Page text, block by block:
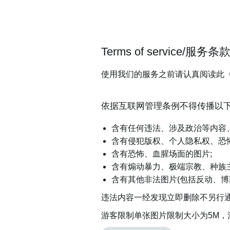
Terms of service/服务条款
使用我们的服务之前请认真阅读此
依据互联网管理条例不得传播以
含有任何违法、涉及政治等内
含有侵犯版权、个人隐私权、恐
含有恐怖、血腥场面的图片;
含有煽动暴力、极端宗教、种族
含有其他非法图片(包括反动、
违法内容一经发现立即删除不另行
游客限制单张图片限制大小为5M